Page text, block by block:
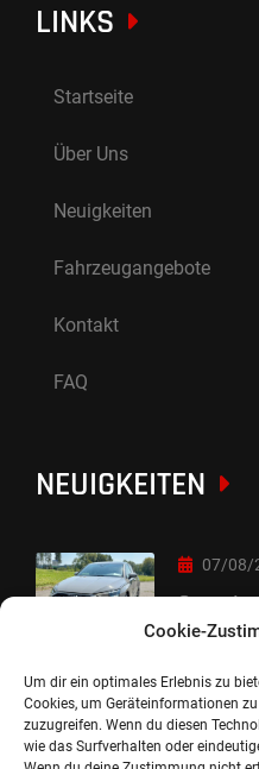
Cookie-
Um dir ein optimales Erlebnis zu
Cookies, um Geräteinformationen
zuzugreifen. Wenn du diesen
wie das Surfverhalten oder
LINKS
Startseite
Über Uns
Neuigkeiten
Fahrzeugangebote
Kontakt
FAQ
NEUIGKEITEN
07/08/
Sorry
06/08/